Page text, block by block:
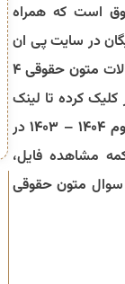
است که همراه
در سایت پی ان
متون حقوقی ۴
کلیک کرده تا لینک
در
مشاهده فایل،
سوال متون حقوقی